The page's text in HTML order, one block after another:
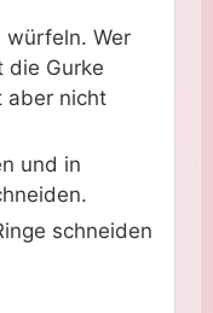
würfeln. Wer
die Gurke
aber nicht
und in
schneiden